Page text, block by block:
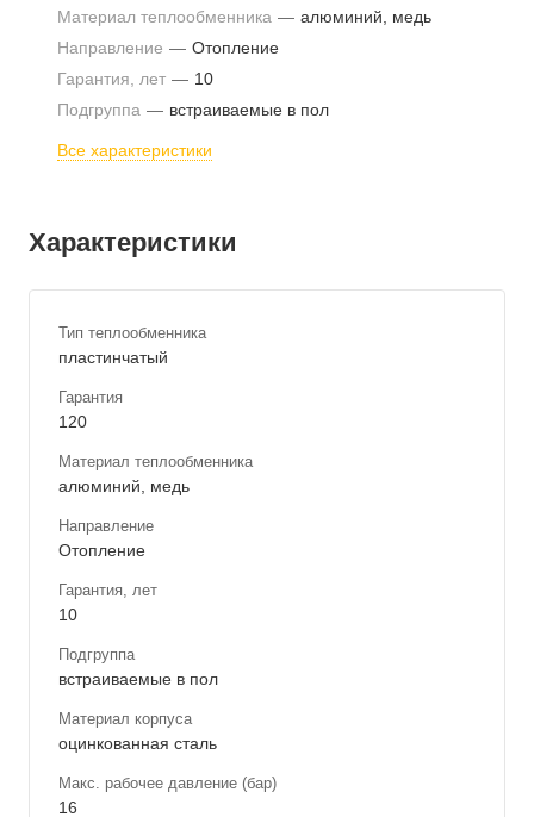
Материал теплообменника — алюминий, медь
Направление — Отопление
Гарантия, лет — 10
Подгруппа — встраиваемые в пол
Все характеристики
Характеристики
Тип теплообменника
пластинчатый
Гарантия
120
Материал теплообменника
алюминий, медь
Направление
Отопление
Гарантия, лет
10
Подгруппа
встраиваемые в пол
Материал корпуса
оцинкованная сталь
Макс. рабочее давление (бар)
16